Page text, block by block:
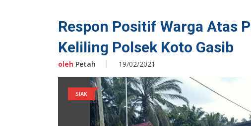
Respon Positif Warga Atas
Keliling Polsek Koto Gasib
oleh Petah 19/02/2021
SIAK